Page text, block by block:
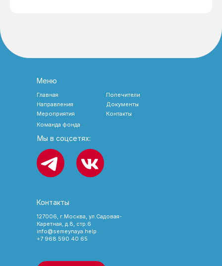
127006, г.Москва, ул.Садовая-
Каретная, д.8, стр.6
info@semeynaya.help
+7 968 590 40 65
Контакты
Мы в соцсетях:
Меню
Главная
Направления
Мероприятия
Документы
Попечители
Контакты
Команда фонда